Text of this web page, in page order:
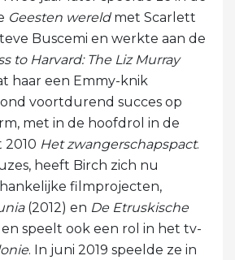
Geesten wereldmet Scarlett
Buscemi en werkte aan de
to Harvard: The Liz Murray
haar een Emmy-knik
voortdurend succes op
met in de hoofdrol in de
Het zwangerschapspact.
heeft Birch zich nu
filmprojecten,
(2012) en De Etruskische
en speelt ook een rol in het tv-
. In juni 2019 speelde ze in